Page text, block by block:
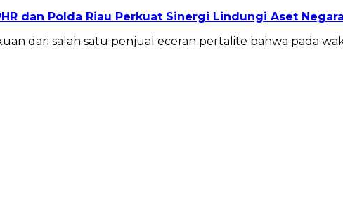
dan Polda Riau Perkuat Sinergi Lindungi Aset
dari salah satu penjual eceran pertalite bahwa pada